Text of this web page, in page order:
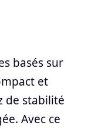
basés sur
et
de stabilité
Avec ce